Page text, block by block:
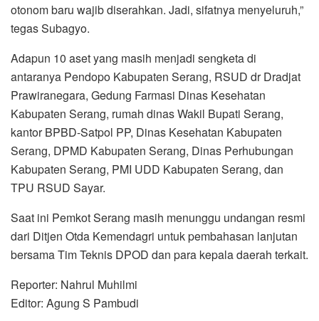
otonom baru wajib diserahkan. Jadi, sifatnya menyeluruh,”
tegas Subagyo.
Adapun 10 aset yang masih menjadi sengketa di
antaranya Pendopo Kabupaten Serang, RSUD dr Dradjat
Prawiranegara, Gedung Farmasi Dinas Kesehatan
Kabupaten Serang, rumah dinas Wakil Bupati Serang,
kantor BPBD-Satpol PP, Dinas Kesehatan Kabupaten
Serang, DPMD Kabupaten Serang, Dinas Perhubungan
Kabupaten Serang, PMI UDD Kabupaten Serang, dan
TPU RSUD Sayar.
Saat ini Pemkot Serang masih menunggu undangan resmi
dari Ditjen Otda Kemendagri untuk pembahasan lanjutan
bersama Tim Teknis DPOD dan para kepala daerah terkait.
Reporter: Nahrul Muhilmi
Editor: Agung S Pambudi